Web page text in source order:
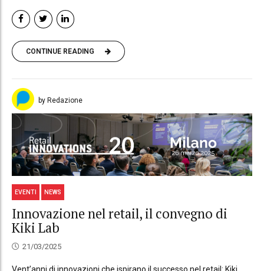
CONTINUE READING
by Redazione
EVENTI NEWS
Innovazione nel retail, il convegno di
Kiki Lab
21/03/2025